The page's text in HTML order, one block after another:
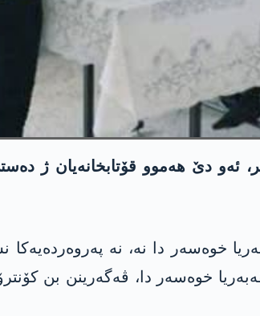
دێ هەموو قۆتابخانەیان ژ
خوەسەر دا نە، نە پەروەردەیەکا
خوەسەر دا، ڤەگەرینن بن